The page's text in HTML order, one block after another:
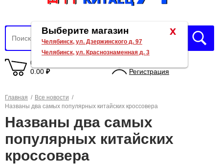
0 товаров
0.00 ₽
Регистрация
Главная / Все новости /
Названы два самых популярных китайских кроссовера
Названы два самых
популярных китайских
кроссовера
x
Выберите магазин
Челябинск, ул. Дзержинского д. 97
Челябинск, ул. Краснознаменная д. 3